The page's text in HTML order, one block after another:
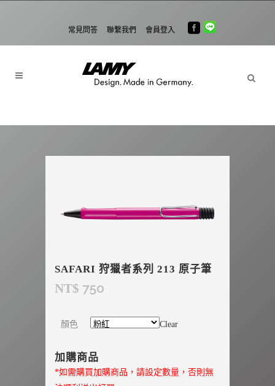
常見問答 聯繫我們 會員登入
SAFARI 狩獵者系列 213 原子筆
NT$ 750
顏色 Clear
加購商品
*如需購買加購商品，請設定數量，否則無